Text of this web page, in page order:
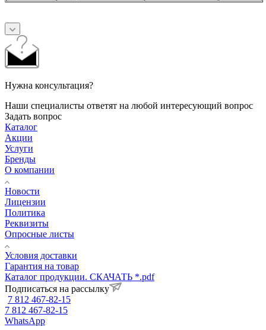
Нужна консультация?
Наши специалисты ответят на любой интересующий вопрос
Задать вопрос
Каталог
Акции
Услуги
Бренды
О компании
Новости
Лицензии
Политика
Реквизиты
Опросные листы
Условия доставки
Гарантия на товар
Каталог продукции. СКАЧАТЬ *.pdf
Подписаться на рассылку
7 812 467-82-15
7 812 467-82-15
WhatsApp